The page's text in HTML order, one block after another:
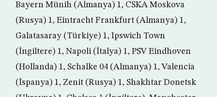
Bayern Münih (Almanya) 1, CSKA Moskova
(Rusya) 1, Eintracht Frankfurt (Almanya) 1,
Galatasaray (Türkiye) 1, Ipswich Town
(İngiltere) 1, Napoli (İtalya) 1, PSV Eindhoven
(Hollanda) 1, Schalke 04 (Almanya) 1, Valencia
(İspanya) 1, Zenit (Rusya) 1, Shakhtar Donetsk